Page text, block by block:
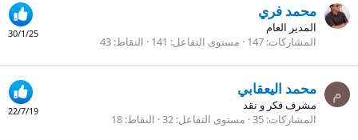
30/1/25
محمد فري
المدير العام
المشاركات 147 مستوى التفاعل 141 النقاط 43
م
22/7/19
محمد اليعقابي
مشرف فكر و نقد
المشاركات 35 مستوى التفاعل 32 النقاط 18